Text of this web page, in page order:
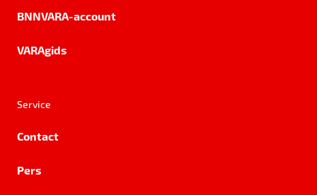
BNNVARA-account
VARAgids
Service
Contact
Pers